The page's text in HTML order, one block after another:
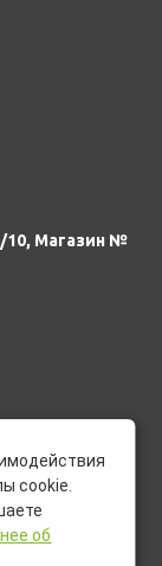
10, Магазин №
Вам.
cookie.
об